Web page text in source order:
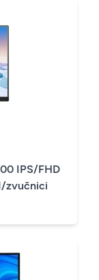
IPS/FHD
zvučnici